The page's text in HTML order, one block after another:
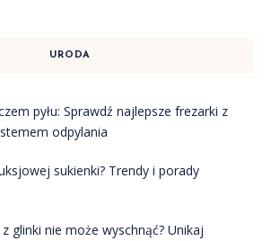
URODA
pyłu: Sprawdź najlepsze frezarki z
odpylania
sukienki? Trendy i porady
glinki nie może wyschnąć? Unikaj